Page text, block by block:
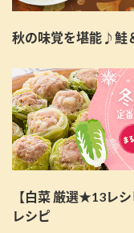
秋の味覚を堪能♪鮭
【白菜 厳選★13レ
レシピ